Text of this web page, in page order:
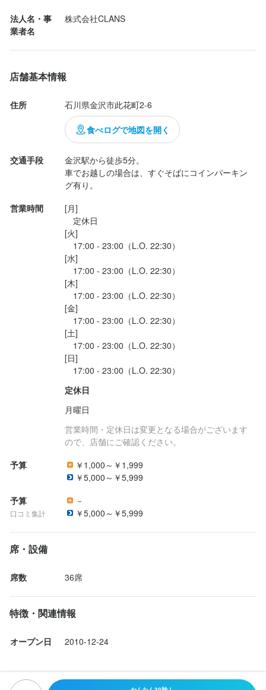
欲を言えば…お酒が強くない人向けに軽いカクテル系があったら
もっと良かったかな
あと焼き場が本気出しすぎて店内がモクモクしすぎる時があった
のでニオイ気にする人は要注意かも
料理は美味しかったので、飲めなくても満足できそうなのは良か
法人名・事
業者名
株式会社CLANS
店舗基本情報
住所 石川県金沢市此花町2-6
食べログで地図を開く
交通手段
金沢駅から徒歩5分。
車でお越しの場合は、すぐそばにコインパーキン
グ有り。
営業時間
[月]
定休日
[火]
17:00 - 23:00（L.O. 22:30）
[水]
17:00 - 23:00（L.O. 22:30）
[木]
17:00 - 23:00（L.O. 22:30）
[金]
17:00 - 23:00（L.O. 22:30）
[土]
17:00 - 23:00（L.O. 22:30）
[日]
定休日
月曜日
営業時間・定休日は変更となる場合がございます
ので、店舗にご確認ください。
予算
￥1,000～￥1,999
￥5,000～￥5,999
予算
口コミ集計
－
￥5,000～￥5,999
席・設備
席数 36席
特徴・関連情報
オープン日 2010-12-24
連絡先
076-222-8869
株式会社CLANS
最終更新日2024/02/22